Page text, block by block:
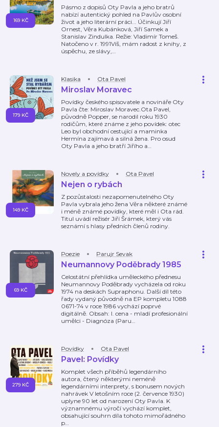
Pásmo z dopisů Oty Pavla a jeho bratrů
nabízí autentický pohled na Pavlův osobní
život a jeho literární práci... Účinkují Jiří
Ornest, Věra Kubánková, Jiří Samek a
Stanislav Zindulka. Režie: Vladimír Tomeš.
Natočeno v r. 1991Víš, mám radost z knihy, z
úspěchu, ze slávy,…
169 KČ
Klasika Ota Pavel
Miroslav Moravec
Povídky českého spisovatele a novináře Oty
Pavla čte: Miroslav Moravec.Ota Pavel,
původně Popper, se narodil roku 1930
rodičům, které známe z jeho povídek: otec
Leo byl obchodní cestující a maminka
Hermína zajímavá a silná žena. Pro osud
Oty Pavla a jeho bratří Jiřího a…
179 KČ
Novely a povídky Ota Pavel
Nejen o rybách
Z pozůstalosti nezapomenutelného Oty
Pavla vybrala jeho žena Věra některé známé
i méně známé povídky, které měl i Ota rád.
Titul uvádí režisér Jiří Šrámek, který vás
seznámí s hlasy předních členů rodiny.
149 KČ
Poezie Parujr Sevak
Neumannovy Poděbrady 1985
Celostátní přehlídka uměleckého přednesu
Neumannovy Poděbrady vycházela od roku
1974 na deskách Supraphonu. Další díl této
řady vydaný původně na EP kompletu 1088
0671-74 v roce 1986 vychází poprvé
digitálně. Obsah: I. cena - mladí profesionální
umělci - Diagnóza (Paru…
69 KČ
Povídky Ota Pavel
Pavel: Povídky
Komplet všech příběhů legendárního
autora, čtený některými neméně
legendárními interprety, s bonusem nových
nahrávek V letošním roce (2. července 1930)
uplyne 90 let od narození Oty Pavla. K
významnému výročí vychází komplet,
obsahující souhrn díla tohoto mimořádného
p…
279 KČ